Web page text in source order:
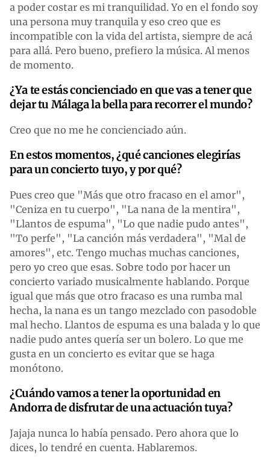
a poder costar es mi tranquilidad. Yo en el fondo soy
una persona muy tranquila y eso creo que es
incompatible con la vida del artista, siempre de acá
para allá. Pero bueno, prefiero la música. Al menos
de momento.
¿Ya te estás concienciado en que vas a tener que
dejar tu Málaga la bella para recorrer el mundo?
Creo que no me he concienciado aún.
En estos momentos, ¿qué canciones elegirías
para un concierto tuyo, y por qué?
Pues creo que "Más que otro fracaso en el amor",
"Ceniza en tu cuerpo", "La nana de la mentira",
"Llantos de espuma", "Lo que nadie pudo antes",
"To perfe", "La canción más verdadera", "Mal de
amores", etc. Tengo muchas muchas canciones,
pero yo creo que esas. Sobre todo por hacer un
concierto variado musicalmente hablando. Porque
igual que más que otro fracaso es una rumba mal
hecha, la nana es un tango mezclado con pasodoble
mal hecho. Llantos de espuma es una balada y lo que
nadie pudo antes quería ser un bolero. Lo que me
gusta en un concierto es evitar que se haga
monótono.
¿Cuándo vamos a tener la oportunidad en
Andorra de disfrutar de una actuación tuya?
Jajaja nunca lo había pensado. Pero ahora que lo
dices, lo tendré en cuenta. Hablaremos.